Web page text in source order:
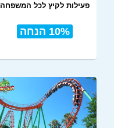
פעילות לקיץ לכל המשפחה
10% הנחה